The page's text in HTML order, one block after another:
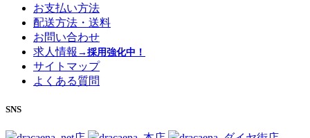
お支払い方法
配送方法・送料
お問い合わせ
求人情報 →採用強化中！
サイトマップ
よくある質問
SNS